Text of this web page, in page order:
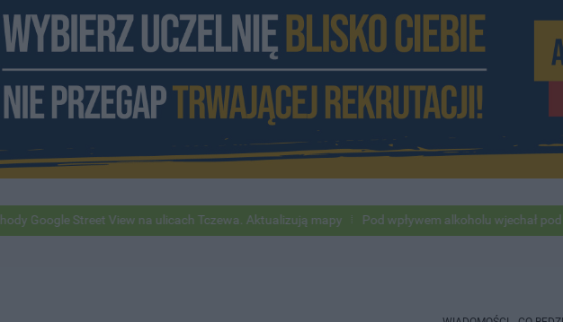
Google Street View na ulicach Tczewa. Aktualizują mapy Pod wpływem alkoholu wjechał pod